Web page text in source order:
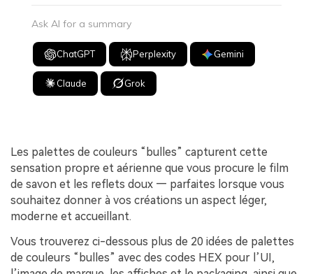
Ask AI for a summary
ChatGPT Perplexity Gemini
Claude Grok
Les palettes de couleurs “bulles” capturent cette
sensation propre et aérienne que vous procure le film
de savon et les reflets doux — parfaites lorsque vous
souhaitez donner à vos créations un aspect léger,
moderne et accueillant.
Vous trouverez ci-dessous plus de 20 idées de palettes
de couleurs “bulles” avec des codes HEX pour l’UI,